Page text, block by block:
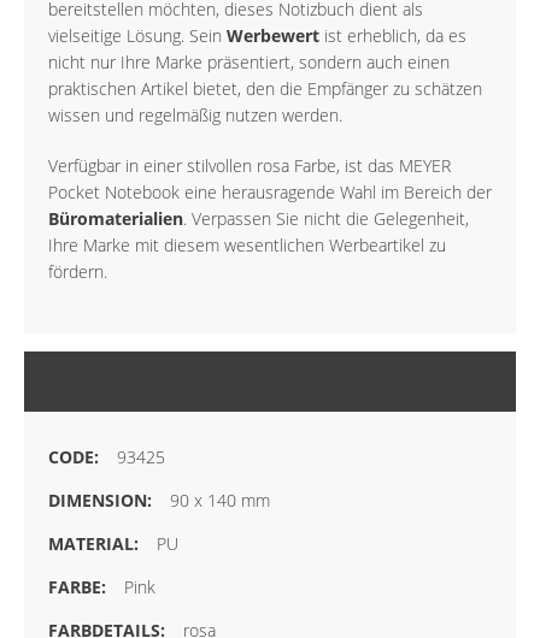
bereitstellen möchten, dieses Notizbuch dient als
vielseitige Lösung. Sein Werbewert ist erheblich, da es
nicht nur Ihre Marke präsentiert, sondern auch einen
praktischen Artikel bietet, den die Empfänger zu schätzen
wissen und regelmäßig nutzen werden.
Verfügbar in einer stilvollen rosa Farbe, ist das MEYER
Pocket Notebook eine herausragende Wahl im Bereich der
Büromaterialien. Verpassen Sie nicht die Gelegenheit,
Ihre Marke mit diesem wesentlichen Werbeartikel zu
fördern.
93425
90 x 140 mm
PU
Pink
rosa